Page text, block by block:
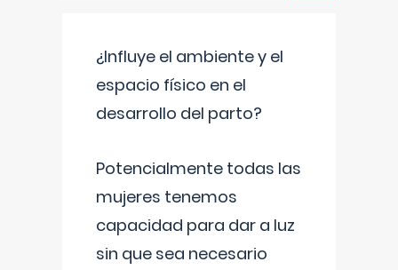
¿Influye el ambiente y el
espacio físico en el
desarrollo del parto?
Potencialmente todas las
mujeres tenemos
capacidad para dar a luz
sin que sea necesario